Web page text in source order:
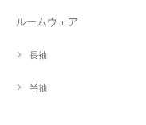
ルームウェア
長袖
半袖